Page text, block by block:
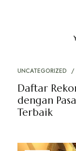
UNCATEGORIZED
Daftar
dengan
Terbaik